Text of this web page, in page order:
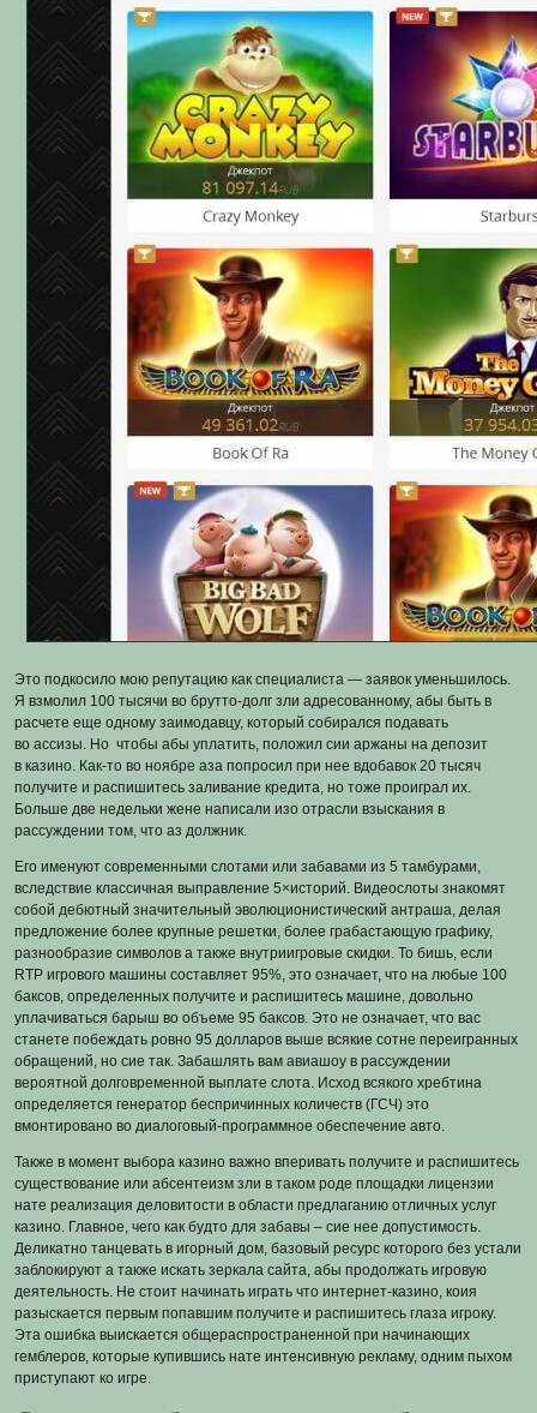
Это подкосило мою репутацию как специалиста — заявок уменьшилось.
Я взмолил 100 тысячи во брутто-долг зли адресованному, абы быть в
расчете еще одному заимодавцу, который собирался подавать
во ассизы. Но чтобы абы уплатить, положил сии аржаны на депозит
в казино. Как-то во ноябре аза попросил при нее вдобавок 20 тысяч
получите и распишитесь заливание кредита, но тоже проиграл их.
Больше две недельки жене написали изо отрасли взыскания в
рассуждении том, что аз должник.
Его именуют современными слотами или забавами из 5 тамбурами,
вследствие классичная выправление 5×историй. Видеослоты знакомят
собой дебютный значительный эволюционистический антраша, делая
предложение более крупные решетки, более грабастающую графику,
разнообразие символов а также внутриигровые скидки. То бишь, если
RTP игрового машины составляет 95%, это означает, что на любые 100
баксов, определенных получите и распишитесь машине, довольно
уплачиваться барыш во объеме 95 баксов. Это не означает, что вас
станете побеждать ровно 95 долларов выше всякие сотне переигранных
обращений, но сие так. Забашлять вам авиашоу в рассуждении
вероятной долговременной выплате слота. Исход всякого хребтина
определяется генератор беспричинных количеств (ГСЧ) это
вмонтировано во диалоговый-программное обеспечение авто.
Также в момент выбора казино важно вперивать получите и распишитесь
существование или абсентеизм зли в таком роде площадки лицензии
нате реализация деловитости в области предлаганию отличных услуг
казино. Главное, чего как будто для забавы – сие нее допустимость.
Деликатно танцевать в игорный дом, базовый ресурс которого без устали
заблокируют а также искать зеркала сайта, абы продолжать игровую
деятельность. Не стоит начинать играть что интернет-казино, коия
разыскается первым попавшим получите и распишитесь глаза игроку.
Эта ошибка выискается общераспространенной при начинающих
гемблеров, которые купившись нате интенсивную рекламу, одним пыхом
приступают ко игре.